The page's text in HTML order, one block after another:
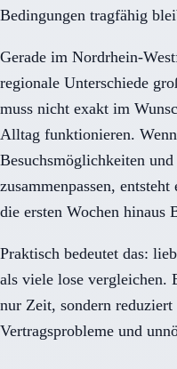
Bedingungen tragfähig
Gerade im Nordrhein-
regionale Unterschiede
muss nicht exakt im
Alltag funktionieren.
Besuchsmöglichkeiten
zusammenpassen,
die ersten Wochen hinaus
Praktisch bedeutet das:
als viele lose vergleichen.
nur Zeit, sondern
Vertragsprobleme und